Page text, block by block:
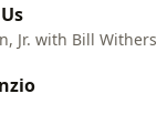
Jr. with Bill Withers